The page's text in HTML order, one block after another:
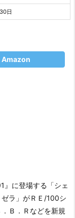
日
Amazon
』に登場する「シェ
ラ」がＲＥ/100シ
Ｂ．Ｒなどを新規